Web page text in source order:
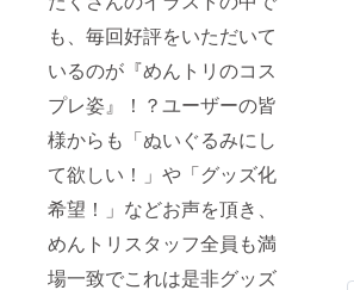
も、毎回好評をいただいて
いるのが『めんトリのコス
プレ姿』！？ユーザーの皆
様からも「ぬいぐるみにし
て欲しい！」や「グッズ化
希望！」などお声を頂き、
めんトリスタッフ全員も満
場一致でこれは是非グッズ